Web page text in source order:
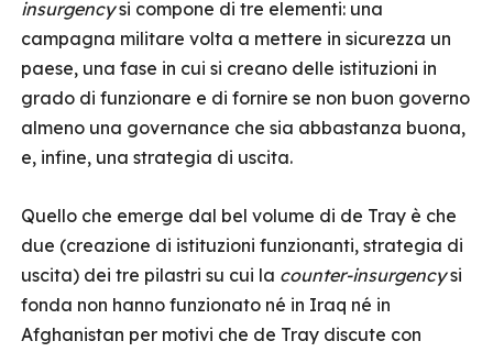
insurgencysi compone di tre elementi: una
campagna militare volta a mettere in sicurezza un
paese, una fase in cui si creano delle istituzioni in
grado di funzionare e di fornire se non buon governo
almeno una governance che sia abbastanza buona,
e, infine, una strategia di uscita.
Quello che emerge dal bel volume di de Tray è che
due (creazione di istituzioni funzionanti, strategia di
uscita) dei tre pilastri su cui la counter-insurgencysi
fonda non hanno funzionato né in Iraq né in
Afghanistan per motivi che de Tray discute con